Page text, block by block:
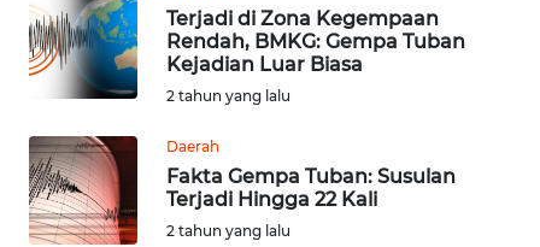
Terjadi di Zona Kegempaan
Rendah, BMKG: Gempa Tuban
Kejadian Luar Biasa
2 tahun yang lalu
Daerah
Fakta Gempa Tuban: Susulan
Terjadi Hingga 22 Kali
2 tahun yang lalu
Wahana
News
Regional
WN
SUMUT
WN